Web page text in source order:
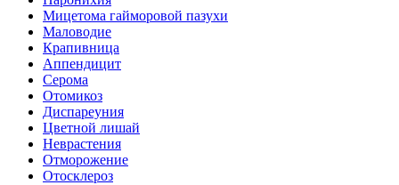
Мицетома гайморовой пазухи
Маловодие
Крапивница
Аппендицит
Серома
Отомикоз
Диспареуния
Цветной лишай
Неврастения
Отморожение
Отосклероз